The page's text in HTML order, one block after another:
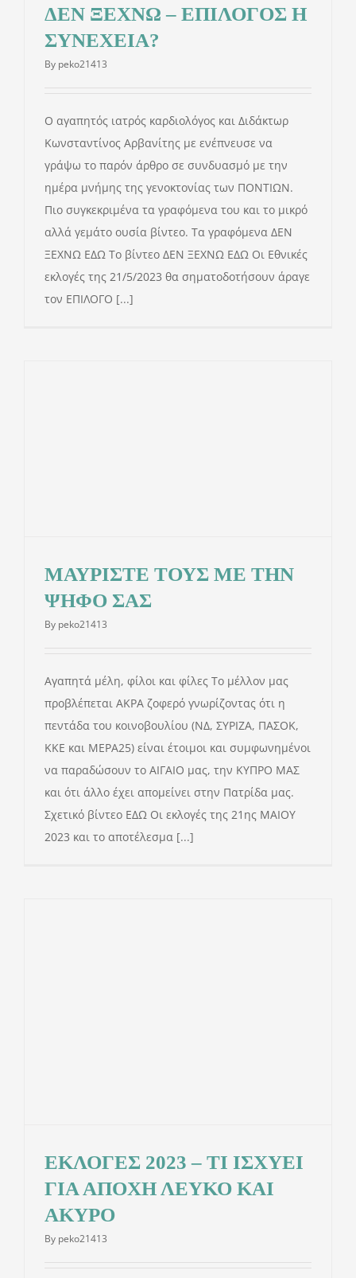
ΔΕΝ ΞΕΧΝΩ – ΕΠΙΛΟΓΟΣ Η
ΣΥΝΕΧΕΙΑ?
By peko21413
Ο αγαπητός ιατρός καρδιολόγος και Διδάκτωρ
Κωνσταντίνος Αρβανίτης με ενέπνευσε να
γράψω το παρόν άρθρο σε συνδυασμό με την
ημέρα μνήμης της γενοκτονίας των ΠΟΝΤΙΩΝ.
Πιο συγκεκριμένα τα γραφόμενα του και το μικρό
αλλά γεμάτο ουσία βίντεο. Τα γραφόμενα ΔΕΝ
ΞΕΧΝΩ ΕΔΩ Το βίντεο ΔΕΝ ΞΕΧΝΩ ΕΔΩ Οι Εθνικές
εκλογές της 21/5/2023 θα σηματοδοτήσουν άραγε
τον ΕΠΙΛΟΓΟ [...]
ΜΑΥΡΙΣΤΕ ΤΟΥΣ ΜΕ ΤΗΝ
ΨΗΦΟ ΣΑΣ
By peko21413
Αγαπητά μέλη, φίλοι και φίλες Το μέλλον μας
προβλέπεται ΑΚΡΑ ζοφερό γνωρίζοντας ότι η
πεντάδα του κοινοβουλίου (ΝΔ, ΣΥΡΙΖΑ, ΠΑΣΟΚ,
ΚΚΕ και ΜΕΡΑ25) είναι έτοιμοι και συμφωνημένοι
να παραδώσουν το ΑΙΓΑΙΟ μας, την ΚΥΠΡΟ ΜΑΣ
και ότι άλλο έχει απομείνει στην Πατρίδα μας.
Σχετικό βίντεο ΕΔΩ Οι εκλογές της 21ης ΜΑΙΟΥ
2023 και το αποτέλεσμα [...]
ΕΚΛΟΓΕΣ 2023 – ΤΙ ΙΣΧΥΕΙ
ΓΙΑ ΑΠΟΧΗ ΛΕΥΚΟ ΚΑΙ
ΑΚΥΡΟ
By peko21413